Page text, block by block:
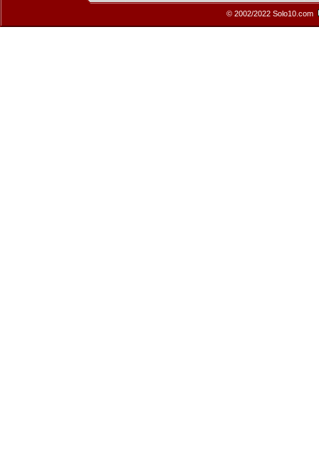
© 2002/2022 Solo10.com